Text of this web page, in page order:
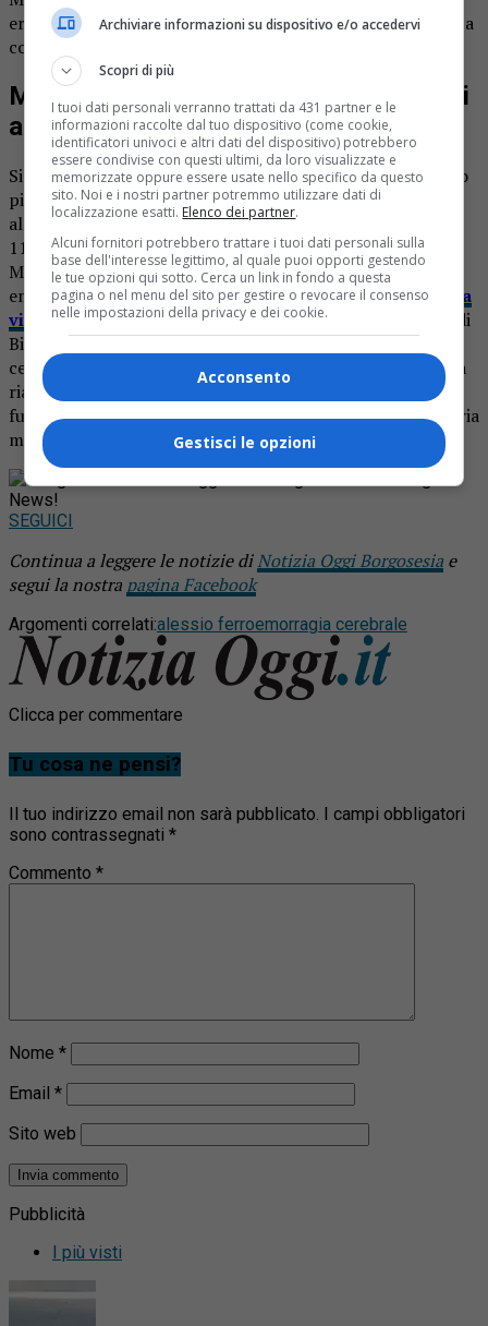
era sentito male il 23 ottobre al rientro da una passeggiata
con il cane.
Muore a 39 anni dopo due settimane di
agonia
Si era sentito male al rientro da una passeggiata con il suo
pitbull. Aveva accusato dolore alla testa sempre più forte,
al punto che la compagna ha chiamato gli operatori del
118, che l’hanno ricoverato d’urgenza all’ospedale
Maggiore di Novara. La diagnosi è stata durissima:
emorragia cerebrale,un malore che non di rado provoca
vittime anche tra i giovanissimi. Alessio Ferro, 39enne di
Biandrate, non ha più ripreso conoscenza: alla fine ha
cessato di vivere giovedì, dopo più di due settimane in sala
rianimazione. E’ stato celebrato oggi (sabato) il suo
funerale. Appassionato di rally, lavorava in una carpenteria
metallica. Lascia la compagna Giada e i genitori.
News!
SEGUICI
Continua a leggere le notizie diNotizia Oggi Borgosesia e
segui la nostra pagina Facebook
Argomenti correlati:alessio ferroemorragia cerebrale
Clicca per commentare
Tu cosa ne pensi?
Il tuo indirizzo email non sarà pubblicato. I campi obbligatori
sono contrassegnati *
Commento *
Nome *
Email *
Sito web
Pubblicità
I più visti
Archiviare informazioni su dispositivo e/o accedervi
Scopri di più
I tuoi dati personali verranno trattati da 431 partner e le
informazioni raccolte dal tuo dispositivo (come cookie,
identificatori univoci e altri dati del dispositivo) potrebbero
essere condivise con questi ultimi, da loro visualizzate e
memorizzate oppure essere usate nello specifico da questo
sito. Noi e i nostri partner potremmo utilizzare dati di
localizzazione esatti. Elenco dei partner.
Alcuni fornitori potrebbero trattare i tuoi dati personali sulla
base dell'interesse legittimo, al quale puoi opporti gestendo
le tue opzioni qui sotto. Cerca un link in fondo a questa
pagina o nel menu del sito per gestire o revocare il consenso
nelle impostazioni della privacy e dei cookie.
Acconsento
Gestisci le opzioni